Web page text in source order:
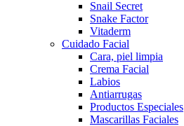
Snail Secret
Snake Factor
Vitaderm
Cuidado Facial
Cara, piel limpia
Crema Facial
Labios
Antiarrugas
Productos Especiales
Mascarillas Faciales